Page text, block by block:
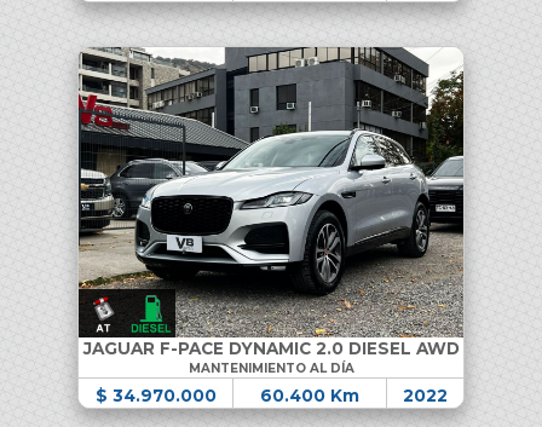
JAGUAR F-PACE DYNAMIC 2.0 DIESEL AWD
MANTENIMIENTO AL DÍA
$ 34.970.000 60.400 Km 2022